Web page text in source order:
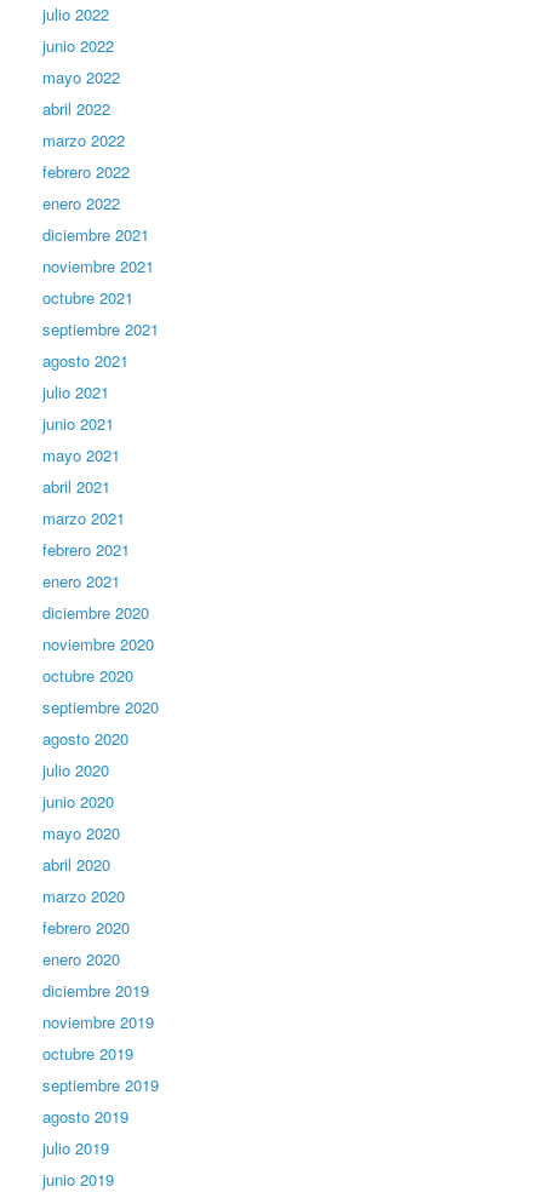
julio 2022
junio 2022
mayo 2022
abril 2022
marzo 2022
febrero 2022
enero 2022
diciembre 2021
noviembre 2021
octubre 2021
septiembre 2021
agosto 2021
julio 2021
junio 2021
mayo 2021
abril 2021
marzo 2021
febrero 2021
enero 2021
diciembre 2020
noviembre 2020
octubre 2020
septiembre 2020
agosto 2020
julio 2020
junio 2020
mayo 2020
abril 2020
marzo 2020
febrero 2020
enero 2020
diciembre 2019
noviembre 2019
octubre 2019
septiembre 2019
agosto 2019
julio 2019
junio 2019